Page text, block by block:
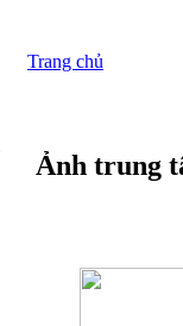
Trang chủ
Ảnh trung